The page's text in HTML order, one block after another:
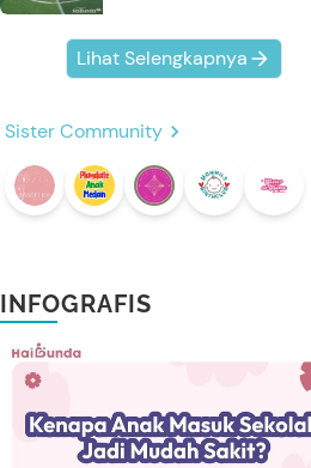
Kompak Banget!
Lihat Selengkapnya
Sister Community
INFOGRAFIS